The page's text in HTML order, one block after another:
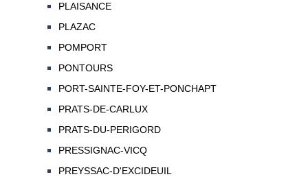
PLAISANCE
PLAZAC
POMPORT
PONTOURS
PORT-SAINTE-FOY-ET-PONCHAPT
PRATS-DE-CARLUX
PRATS-DU-PERIGORD
PRESSIGNAC-VICQ
PREYSSAC-D'EXCIDEUIL